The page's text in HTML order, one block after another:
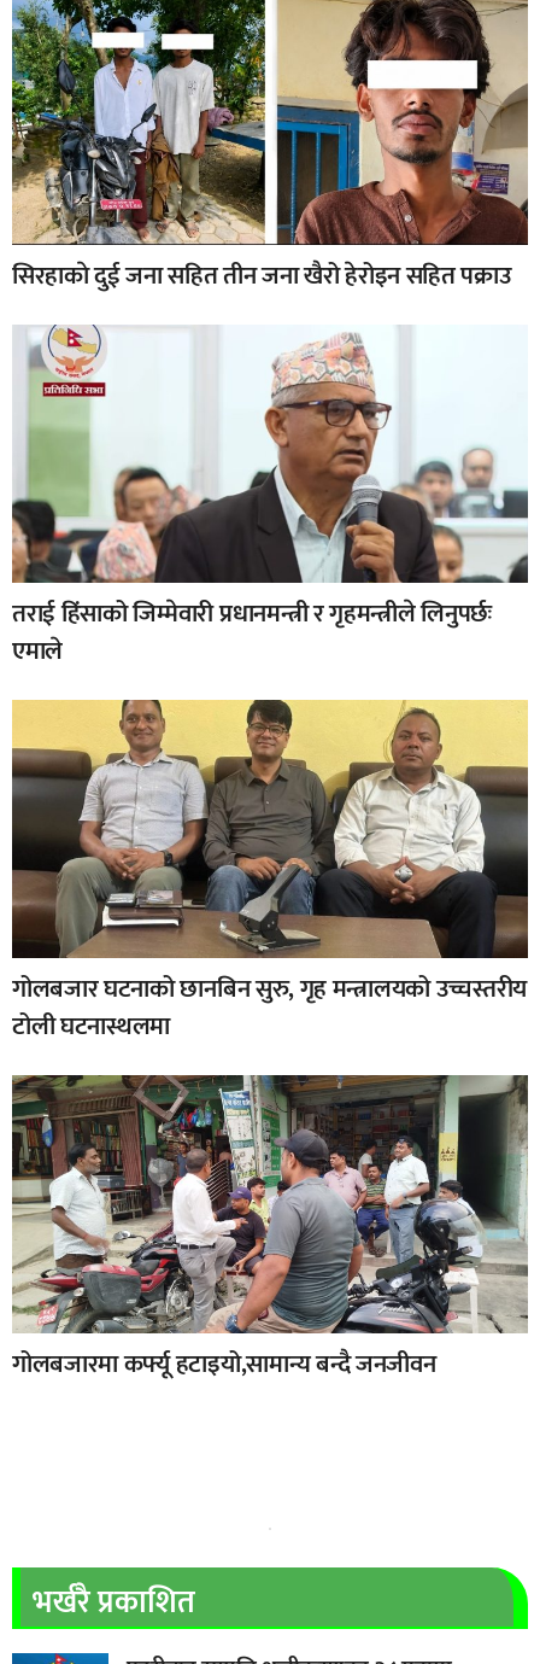
सिरहाकाे दुई जना सहित तीन जना खैरो हेरोइन सहित पक्राउ
तराई हिंसाको जिम्मेवारी प्रधानमन्त्री र गृहमन्त्रीले लिनुपर्छः
एमाले
गोलबजार घटनाको छानबिन सुरु, गृह मन्त्रालयको उच्चस्तरीय
टोली घटनास्थलमा
गोलबजारमा कर्फ्यू हटाइयो,सामान्य बन्दै जनजीवन
भर्खरै प्रकाशित